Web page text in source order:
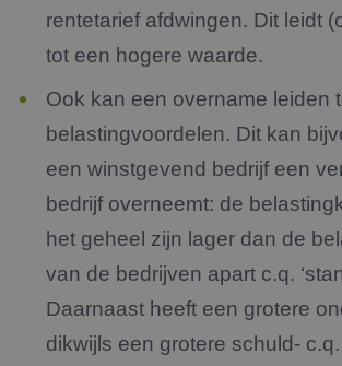
rentetarief afdwingen. Dit leidt
tot een hogere waarde.
Ook kan een overname leiden
belastingvoordelen. Dit kan
een winstgevend bedrijf een
bedrijf overneemt: de
het geheel zijn lager dan de
van de bedrijven apart c.q.
Daarnaast heeft een grotere
dikwijls een grotere schuld- c.q.